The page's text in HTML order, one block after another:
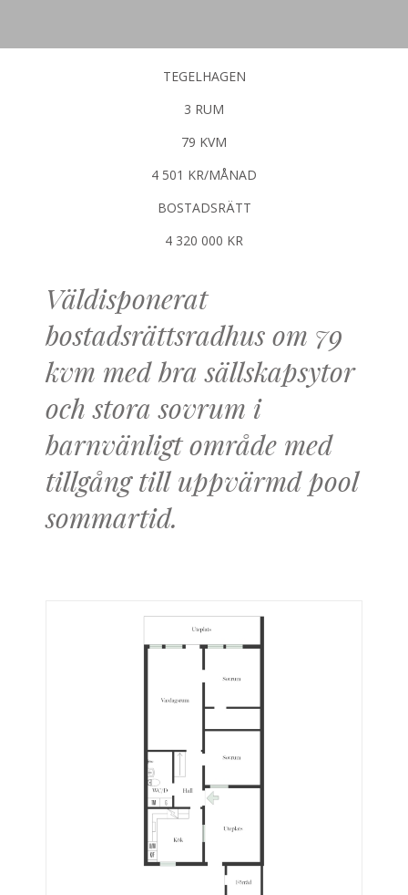
TEGELHAGEN
3 RUM
79 KVM
4 501 KR/MÅNAD
BOSTADSRÄTT
4 320 000 KR
Väldisponerat
bostadsrättsradhus om 79
kvm med bra sällskapsytor
och stora sovrum i
barnvänligt område med
tillgång till uppvärmd pool
sommartid.